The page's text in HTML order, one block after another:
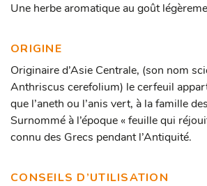
Une herbe aromatique au goût
ORIGINE
Originaire d’Asie Centrale, (son nom
Anthriscus cerefolium) le cerfeuil
que l’aneth ou l’anis vert, à la famille
Surnommé à l’époque « feuille qui
connu des Grecs pendant l’Antiquité.
CONSEILS D’UTILISATION